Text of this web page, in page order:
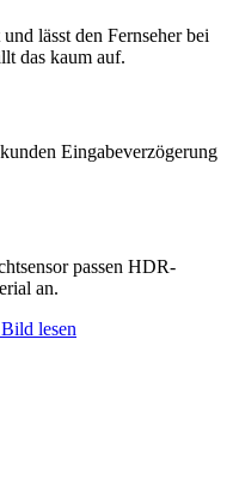
lässt den Fernseher bei
das kaum auf.
Eingabeverzögerung
passen HDR-
an.
lesen